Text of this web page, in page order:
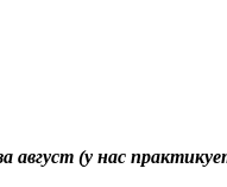
(у нас